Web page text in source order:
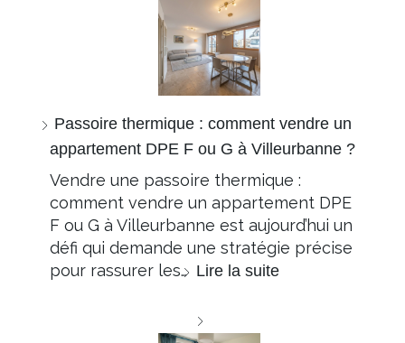
Passoire thermique : comment vendre un
appartement DPE F ou G à Villeurbanne ?
Vendre une passoire thermique :
comment vendre un appartement DPE
F ou G à Villeurbanne est aujourd’hui un
défi qui demande une stratégie précise
pour rassurer les… Lire la suite